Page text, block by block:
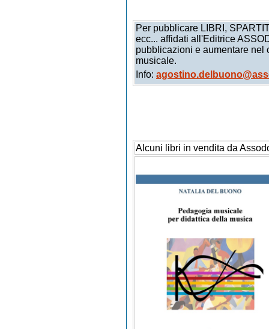
Per pubblicare LIBRI,
ecc... affidati all'Editrice
pubblicazioni e aumentare nel
musicale.
Info:
Alcuni libri in vendita da